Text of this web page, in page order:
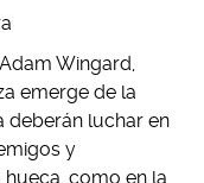
Wingard,
emerge de la
deberán luchar en
y
como en la